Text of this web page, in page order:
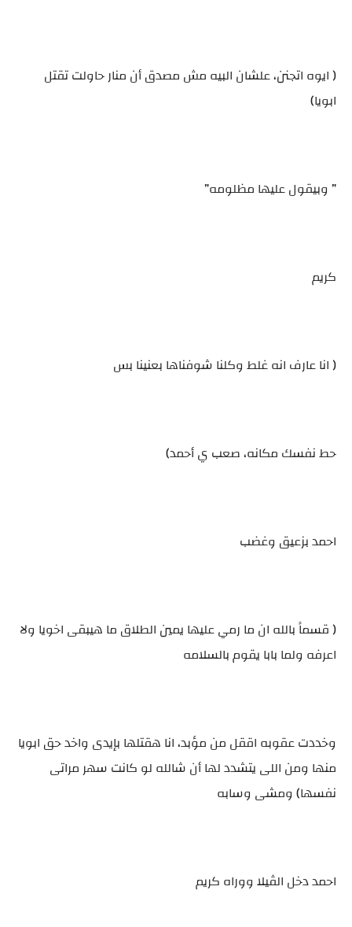
( ايوه اتجنن، علشان البيه مش مصدق أن منار حاولت تقتل
ابويا)
” وبيقول عليها مظلومه”
كريم
( انا عارف انه غلط وكلنا شوفناها بعنينا بس
حط نفسك مكانه، صعب ي أحمد)
احمد بزعيق وغضب
( قسماً بالله ان ما رمي عليها يمين الطلاق ما هيبقى اخويا ولا
اعرفه ولما بابا يقوم بالسلامه
وخددت عقوبه اققل من مؤبد، انا هقتلها بإيدى واخد حق ابويا
منها ومن اللى يتشدد لها أن شالله لو كانت سهر مراتى
نفسها) ومشى وسابه
احمد دخل الڤيلا ووراه كريم